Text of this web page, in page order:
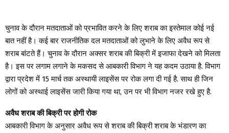
चुनाव के दौरान मतदाताओं को प्रभावित करने के लिए शराब का इस्तेमाल कोई नई
बात नहीं है। कई बार राजनीतिक दल मतदाताओं को लुभाने के लिए अवैध रूप से
शराब बांटते हैं। चुनाव के दौरान अक्सर शराब की बिक्री में इजाफा देखने को मिलता
है। इस पर लगाम लगाने के मकसद से आबकारी विभाग ने यह कदम उठाया है. विभाग
द्वारा प्रदेश में 15 मार्च तक अस्थायी लाइसेंस पर रोक लगा दी गई है. साथ ही जिन
लोगों को अस्थाई लाइसेंस जारी किया गया था, उन पर भी विभाग नजर रखे हुए है.
अवैध शराब की बिक्री पर होगी रोक
आबकारी विभाग के अनुसार अवैध रूप से शराब की बिक्री शराब के भंडारण का